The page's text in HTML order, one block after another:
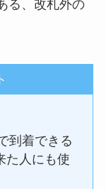
る、改札外の
到着できる
た人にも使